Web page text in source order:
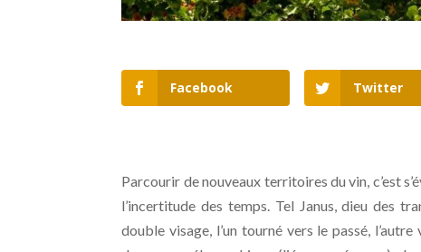
Facebook Twitter
Parcourir de nouveaux territoires du vin, c’est
l’incertitude des temps. Tel Janus, dieu des
double visage, l’un tourné vers le passé,